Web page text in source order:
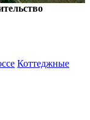
Коттеджные